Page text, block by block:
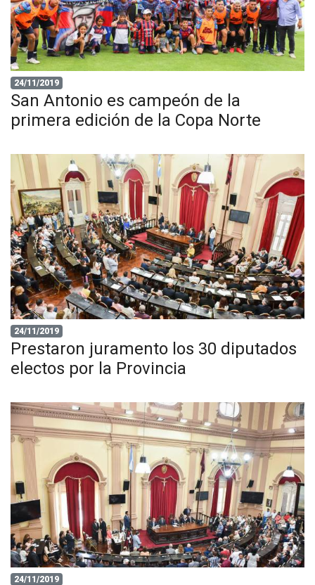
24/11/2019
San Antonio es campeón de la
primera edición de la Copa Norte
24/11/2019
Prestaron juramento los 30 diputados
electos por la Provincia
24/11/2019